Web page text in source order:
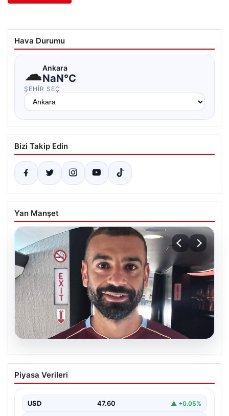
Hava Durumu
☁Ankara
NaN°C
ŞEHIR SEÇ
Bizi Takip Edin
Yan Manşet
05.08.2026
Mohamed Salah daha maça çıkmadan
Victor Osimhen’i solladı!
Piyasa Verileri
USD 47.60 ▲ +0.05%